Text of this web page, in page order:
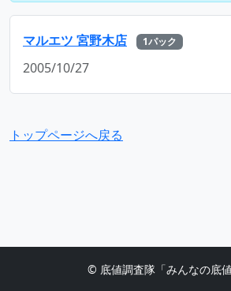
マルエツ 宮野木店 1パック
2005/10/27
トップページへ戻る
© 底値調査隊「みんなの底値